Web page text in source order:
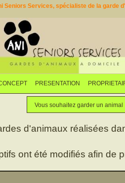
Seniors Services, spécialiste de la garde
PRESENTATION
Faites
Vous souhaitez garder un animal
d'animaux réalisées
ont été modifiés afin de